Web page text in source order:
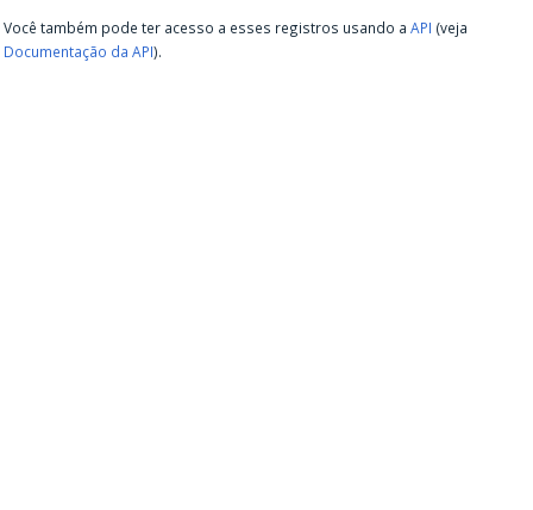
Você também pode ter acesso a esses registros usando a API (veja
Documentação da API).